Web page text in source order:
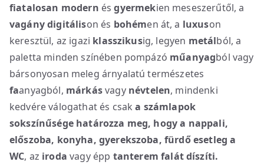
fiatalosan modern ésgyermekien meseszerűtől, a
vagánydigitálison és bohémen át, a luxuson
keresztül, az igazi klasszikusig, legyen metálból, a
paletta minden színében pompázó műanyagból vagy
bársonyosan meleg árnyalatú természetes
faanyagból, márkásvagy névtelen, mindenki
kedvére válogathat és csaka számlapok
sokszínűsége határozza meg, hogy a nappali,
előszoba, konyha, gyerekszoba, fürdő esetleg a
WC, az iroda vagy épp tanterem falát díszíti.